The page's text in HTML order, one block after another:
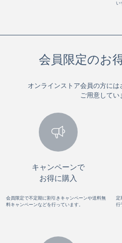
い
会員限定のお
オンラインストア会員の方に
ご用意してい
キャンペーンで
お得に購入
会員限定で不定期に割引きキャンペーンや送料無
料キャンペーンなどを行っています。
定
行